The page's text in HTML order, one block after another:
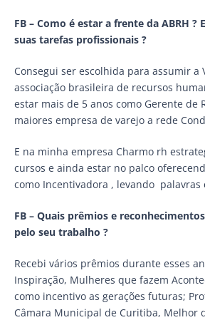
FB – Como é estar a frente da ABRH ?
suas tarefas profissionais ?
Consegui ser escolhida para assumir a
associação brasileira de recursos
estar mais de 5 anos como Gerente de
maiores empresa de varejo a rede
E na minha empresa Charmo rh
cursos e ainda estar no palco
como Incentivadora , levando palavras
FB – Quais prêmios e
pelo seu trabalho ?
Recebi vários prêmios durante esses
Inspiração, Mulheres que fazem
como incentivo as gerações futuras;
Câmara Municipal de Curitiba, Melhor